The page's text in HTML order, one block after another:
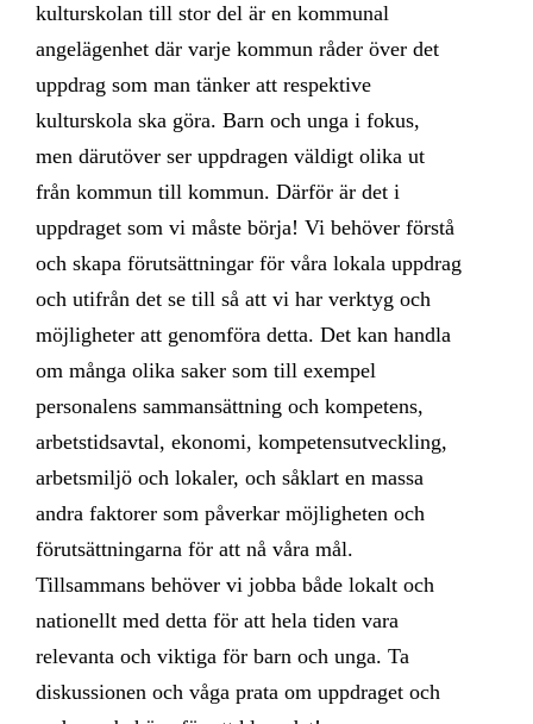
kulturskolan till stor del är en kommunal
angelägenhet där varje kommun råder över det
uppdrag som man tänker att respektive
kulturskola ska göra. Barn och unga i fokus,
men därutöver ser uppdragen väldigt olika ut
från kommun till kommun. Därför är det i
uppdraget som vi måste börja! Vi behöver förstå
och skapa förutsättningar för våra lokala uppdrag
och utifrån det se till så att vi har verktyg och
möjligheter att genomföra detta. Det kan handla
om många olika saker som till exempel
personalens sammansättning och kompetens,
arbetstidsavtal, ekonomi, kompetensutveckling,
arbetsmiljö och lokaler, och såklart en massa
andra faktorer som påverkar möjligheten och
förutsättningarna för att nå våra mål.
Tillsammans behöver vi jobba både lokalt och
nationellt med detta för att hela tiden vara
relevanta och viktiga för barn och unga. Ta
diskussionen och våga prata om uppdraget och